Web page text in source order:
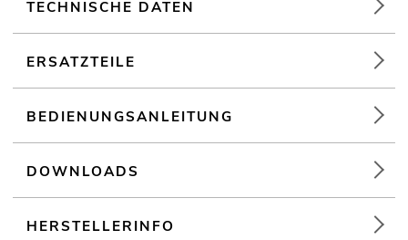
DJs / Alleinunterhalter; mobilen Einsatz
Audioplayer
TECHNISCHE DATEN
ERSATZTEILE
BEDIENUNGSANLEITUNG
DOWNLOADS
HERSTELLERINFO